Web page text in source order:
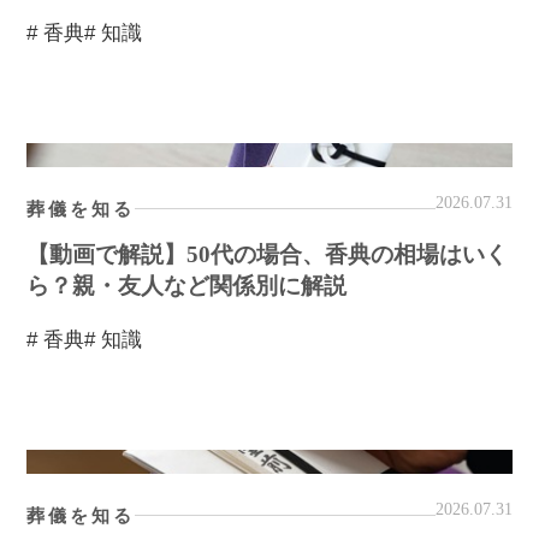
# 香典# 知識
葬儀を知る 2026.07.31
【動画で解説】50代の場合、香典の相場はいく
ら？親・友人など関係別に解説
# 香典# 知識
葬儀を知る 2026.07.31